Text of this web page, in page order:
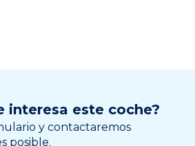
interesa este coche?
y contactaremos
posible.